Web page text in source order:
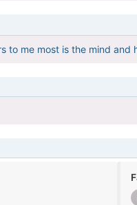
to me most is the mind and